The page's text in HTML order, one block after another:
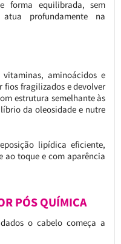
forma equilibrada, sem
profundamente na
aminoácidos e
fios fragilizados e devolver
estrutura semelhante às
da oleosidade e nutre
lipídica eficiente,
ao toque e com aparência
PÓS QUÍMICA
o cabelo começa a